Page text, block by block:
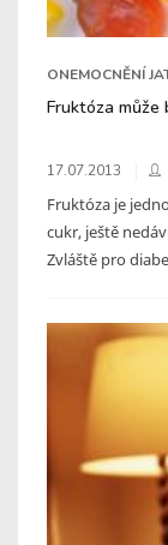
ONEMOCNĚNÍ
Fruktóza může
17.07.2013
Fruktóza je
cukr, ještě
Zvláště pro